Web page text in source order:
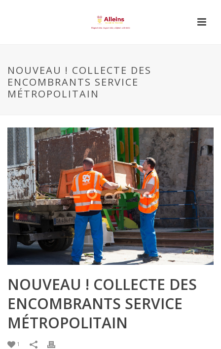
NOUVEAU ! COLLECTE DES
ENCOMBRANTS SERVICE
MÉTROPOLITAIN
NOUVEAU ! COLLECTE DES
ENCOMBRANTS SERVICE
MÉTROPOLITAIN
1